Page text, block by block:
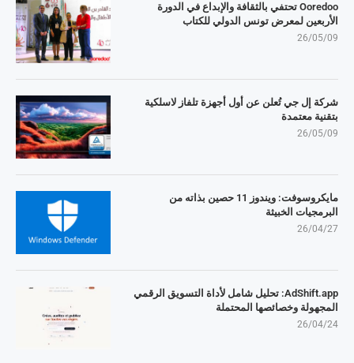
Ooredoo تحتفي بالثقافة والإبداع في الدورة
الأربعين لمعرض تونس الدولي للكتاب
26/05/09
شركة إل جي تُعلن عن أول أجهزة تلفاز لاسلكية
بتقنية معتمدة
26/05/09
مايكروسوفت: ويندوز 11 حصين بذاته من
البرمجيات الخبيثة
26/04/27
AdShift.app: تحليل شامل لأداة التسويق الرقمي
المجهولة وخصائصها المحتملة
26/04/24